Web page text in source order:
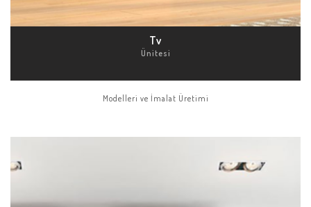
Tv
Ünitesi
Modelleri ve İmalat Üretimi